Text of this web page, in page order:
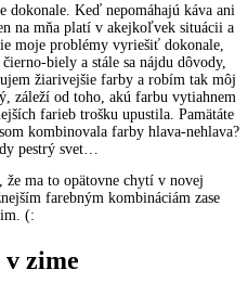
Keď nepomáhajú káva ani
na mňa platí v akejkoľvek situácii a
moje problémy vyriešiť dokonale,
biely a stále sa nájdu dôvody,
žiarivejšie farby a robím tak môj
záleží od toho, akú farbu vytiahnem
farieb trošku upustila. Pamätáte
kombinovala farby hlava-nehlava?
pestrý svet…
ma to opätovne chytí v novej
farebným kombináciám zase
(:
zime